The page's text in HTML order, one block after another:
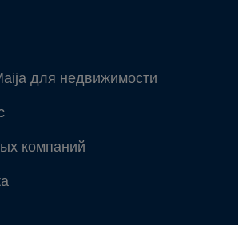
для недвижимости
компаний